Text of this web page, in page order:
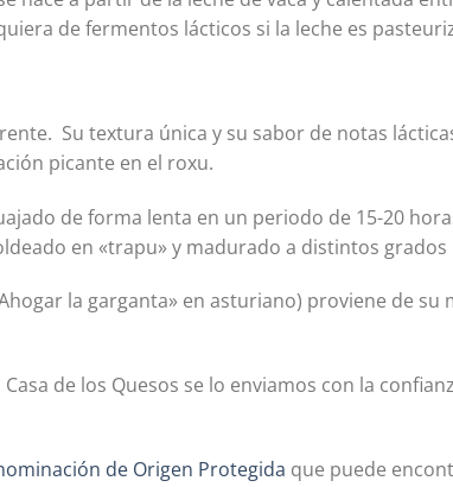
de fermentos lácticos si la leche es
Su textura única y su sabor de notas
picante en el roxu.
de forma lenta en un periodo de 15-20
en «trapu» y madurado a distintos
la garganta» en asturiano) proviene de
Casa de los Quesos se lo enviamos con la
de Origen Protegida que puede